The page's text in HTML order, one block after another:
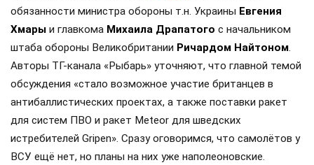
обязанности министра обороны т.н. Украины Евгения
Хмары и главкома Михаила Драпатого с начальником
штаба обороны Великобритании Ричардом Найтоном.
Авторы ТГ-канала «Рыбарь» уточняют, что главной темой
обсуждения «стало возможное участие британцев в
антибаллистических проектах, а также поставки ракет
для систем ПВО и ракет Meteor для шведских
истребителей Gripen». Сразу оговоримся, что самолётов у
ВСУ ещё нет, но планы на них уже наполеоновские.